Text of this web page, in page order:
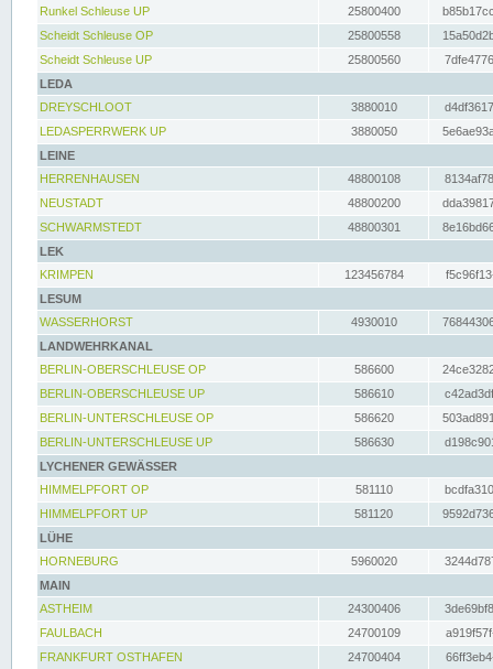
Runkel Schleuse UP
25800400
Scheidt Schleuse OP
25800558
Scheidt Schleuse UP
25800560
LEDA
DREYSCHLOOT
3880010
LEDASPERRWERK UP
3880050
LEINE
HERRENHAUSEN
48800108
NEUSTADT
48800200
SCHWARMSTEDT
48800301
LEK
KRIMPEN
123456784
LESUM
WASSERHORST
4930010
LANDWEHRKANAL
BERLIN-OBERSCHLEUSE OP
586600
BERLIN-OBERSCHLEUSE UP
586610
BERLIN-UNTERSCHLEUSE OP
586620
BERLIN-UNTERSCHLEUSE UP
586630
LYCHENER GEWÄSSER
HIMMELPFORT OP
581110
HIMMELPFORT UP
581120
LÜHE
HORNEBURG
5960020
MAIN
ASTHEIM
24300406
FAULBACH
24700109
FRANKFURT OSTHAFEN
24700404